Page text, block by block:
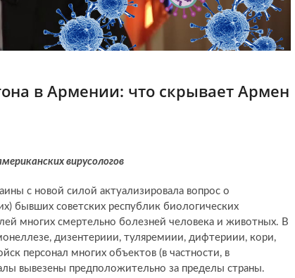
в Армении: что скрывает Армен
вирусологов
с новой силой актуализировала вопрос о
бывших советских республик биологических
многих смертельно болезней человека и животных. В
дизентериии, туляремиии, дифтериии, кори,
персонал многих объектов (в частности, в
вывезены предположительно за пределы страны.